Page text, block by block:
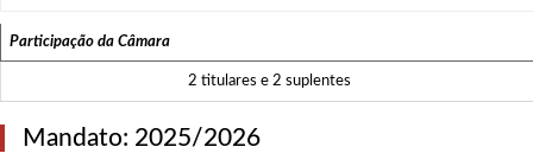
Participação da Câmara
2 titulares e 2 suplentes
Mandato: 2025/2026